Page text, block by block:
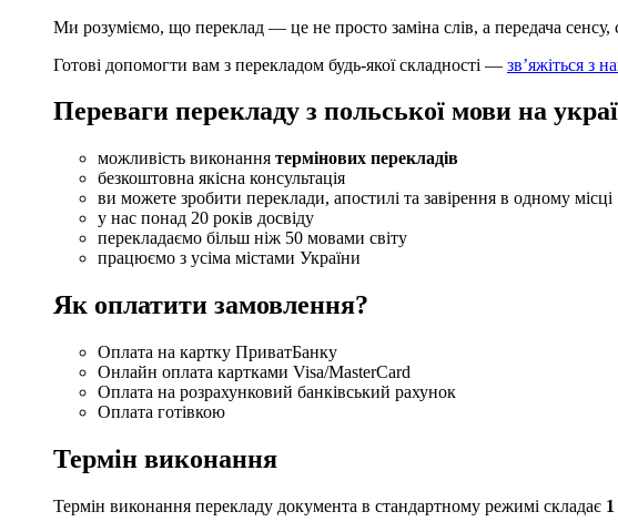
Ми розуміємо, що переклад — це не просто заміна слів, а передача
Готові допомогти вам з перекладом будь-якої складності — зв’яжіться з
Переваги перекладу з польської мови на
можливість виконання термінових перекладів
безкоштовна якісна консультація
ви можете зробити переклади, апостилі та завірення в одному місці
у нас понад 20 років досвіду
перекладаємо більш ніж 50 мовами світу
працюємо з усіма містами України
Як оплатити замовлення?
Оплата на картку ПриватБанку
Онлайн оплата картками Visa/MasterCard
Оплата на розрахунковий банківський рахунок
Оплата готівкою
Термін виконання
Термін виконання перекладу документа в стандартному режимі складає